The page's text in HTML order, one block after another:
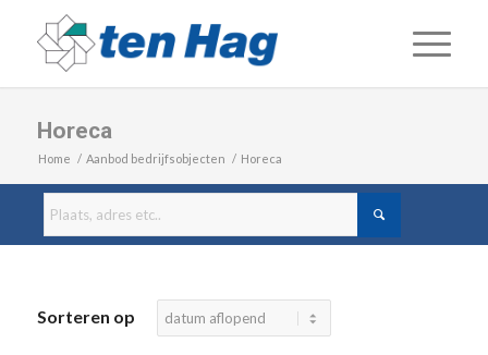
Horeca
Home / Aanbod bedrijfsobjecten / Horeca
Sorteren op